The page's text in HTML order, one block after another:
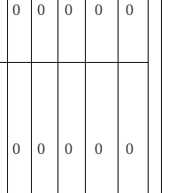
0 0 0 0 0
0 0 0 0 0